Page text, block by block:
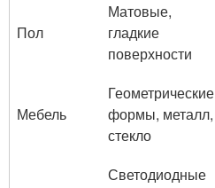
Пол
Матовые,
гладкие
поверхности
Мебель
Геометрические
формы, металл,
стекло
Светодиодные